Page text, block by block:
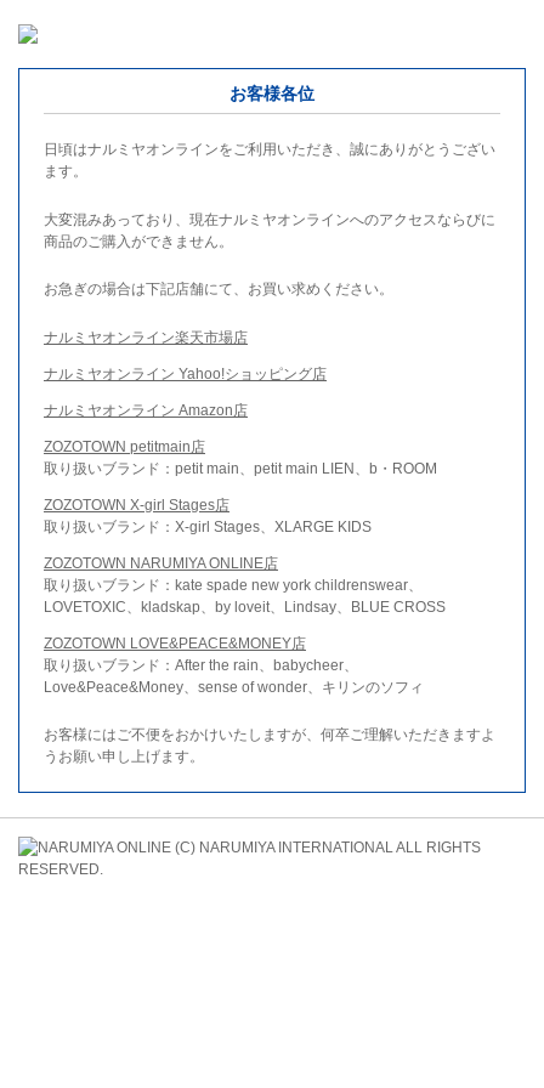
お客様各位
日頃はナルミヤオンラインをご利用いただき、誠にありがとうござい
ます。
大変混みあっており、現在ナルミヤオンラインへのアクセスならびに
商品のご購入ができません。
お急ぎの場合は下記店舗にて、お買い求めください。
ナルミヤオンライン楽天市場店
ナルミヤオンライン Yahoo!ショッピング店
ナルミヤオンライン Amazon店
ZOZOTOWN petitmain店
取り扱いブランド：petit main、petit main LIEN、b・ROOM
ZOZOTOWN X-girl Stages店
取り扱いブランド：X-girl Stages、XLARGE KIDS
ZOZOTOWN NARUMIYA ONLINE店
取り扱いブランド：kate spade new york childrenswear、
LOVETOXIC、kladskap、by loveit、Lindsay、BLUE CROSS
ZOZOTOWN LOVE&PEACE&MONEY店
取り扱いブランド：After the rain、babycheer、
Love&Peace&Money、sense of wonder、キリンのソフィ
お客様にはご不便をおかけいたしますが、何卒ご理解いただきますよ
うお願い申し上げます。